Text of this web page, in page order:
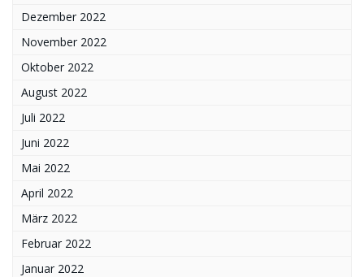
Dezember 2022
November 2022
Oktober 2022
August 2022
Juli 2022
Juni 2022
Mai 2022
April 2022
März 2022
Februar 2022
Januar 2022